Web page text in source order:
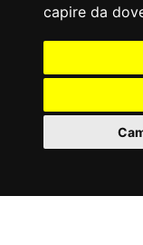
capire da
I nostri peggiori
Il matrimonio